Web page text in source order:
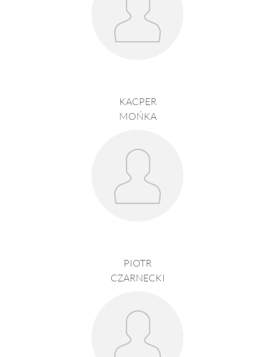
KACPER
MOŃKA
PIOTR
CZARNECKI